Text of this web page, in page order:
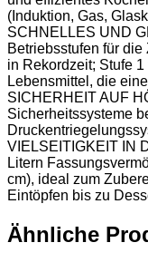
(Induktion, Gas,
SCHNELLES UND
Betriebsstufen für
in Rekordzeit; Stufe
Lebensmittel, die
SICHERHEIT AUF
Sicherheitssysteme
VIELSEITIGKEIT IN
Litern
cm), ideal zum
Eintöpfen bis zu
Ähnliche